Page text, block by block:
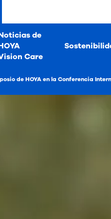
de
Care
de HOYA en la Conferencia